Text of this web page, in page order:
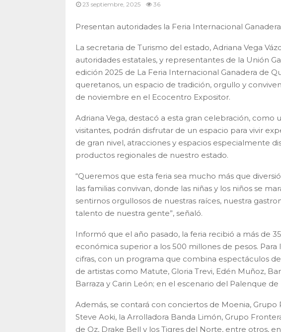
23 septiembre, 2025 36
Presentan autoridades la Feria Internacional
La secretaria de Turismo del estado, Adriana Vega
autoridades estatales, y representantes de la Unión
edición 2025 de La Feria Internacional Ganadera de
queretanos, un espacio de tradición, orgullo y
de noviembre en el Ecocentro Expositor.
Adriana Vega, destacó a esta gran celebración, como
visitantes, podrán disfrutar de un espacio para vivir
de gran nivel, atracciones y espacios especialmente
productos regionales de nuestro estado.
“Queremos que esta feria sea mucho más que
las familias convivan, donde las niñas y los niños se
sentirnos orgullosos de nuestras raíces, nuestra
talento de nuestra gente”, señaló.
Informó que el año pasado, la feria recibió a más de
económica superior a los 500 millones de pesos. Para
cifras, con un programa que combina espectáculos
de artistas como Matute, Gloria Trevi, Edén Muñoz,
Barraza y Carin León; en el escenario del Palenque de
Además, se contará con conciertos de Moenia, Grupo
Steve Aoki, la Arrolladora Banda Limón, Grupo
de Oz, Drake Bell y los Tigres del Norte, entre otros,